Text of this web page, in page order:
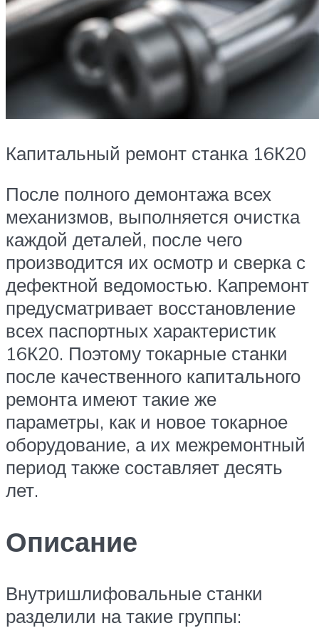
Капитальный ремонт станка 16К20
После полного демонтажа всех
механизмов, выполняется очистка
каждой деталей, после чего
производится их осмотр и сверка с
дефектной ведомостью. Капремонт
предусматривает восстановление
всех паспортных характеристик
16К20. Поэтому токарные станки
после качественного капитального
ремонта имеют такие же
параметры, как и новое токарное
оборудование, а их межремонтный
период также составляет десять
лет.
Описание
Внутришлифовальные станки
разделили на такие группы: